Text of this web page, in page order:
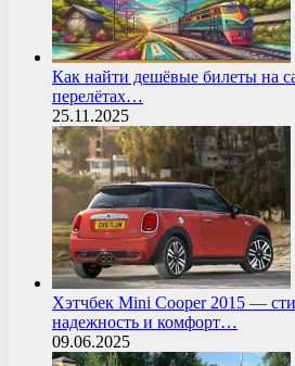
Как найти дешёвые билеты на
перелётах…
25.11.2025
Хэтчбек Mini Cooper 2015 —
надежность и комфорт…
09.06.2025